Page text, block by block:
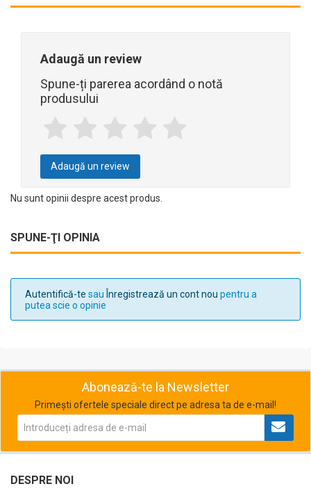
Adaugă un review
Spune-ți parerea acordând o notă
produsului
Adaugă un review
Nu sunt opinii despre acest produs.
SPUNE-ŢI OPINIA
Autentifică-te sau Înregistrează un cont nou pentru a
putea scie o opinie
Abonează-te la Newsletter
Primești ofertele speciale direct pe adresa ta de e-mail!
DESPRE NOI